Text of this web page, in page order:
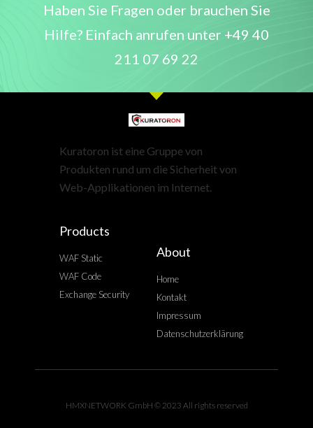
Haben Sie Fragen oder brauchen Sie
Hilfe? Einfach anrufen unter +49 40
211 07 69 22
Kuratoron ist eine Gruppe von
Produkten rund um die Sicherheit von
Web-Applikationen im Internet.
Products
WAF Static
WAF Code
Exchange Security
About
Home
Kontakt
Impressum
Datenschutzerklärung
HMXNETWORK GmbH © 2023 All rights reserved